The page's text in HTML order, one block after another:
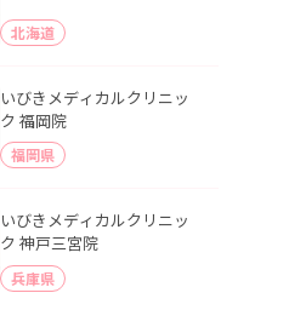
北海道
いびきメディカルクリニッ
ク 福岡院
福岡県
いびきメディカルクリニッ
ク 神戸三宮院
兵庫県